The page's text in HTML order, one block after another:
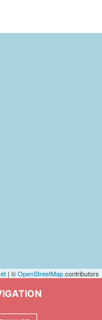
| ©OpenStreetMapcontributors